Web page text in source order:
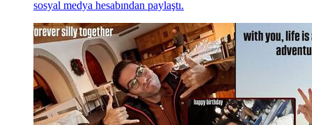
sosyal medya hesabından paylaştı.